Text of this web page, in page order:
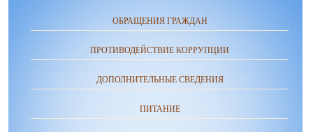
ОБРАЩЕНИЯ ГРАЖДАН
ПРОТИВОДЕЙСТВИЕ КОРРУПЦИИ
ДОПОЛНИТЕЛЬНЫЕ СВЕДЕНИЯ
ПИТАНИЕ